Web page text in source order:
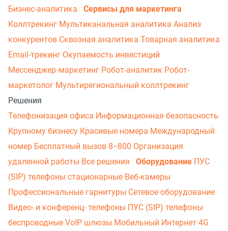
Бизнес-аналитика
Сервисы для маркетинга
Коллтрекинг Мультиканальная аналитика Анализ
конкурентов Сквозная аналитика Товарная аналитика
Email-трекинг Окупаемость инвестиций
Мессенджер‑маркетинг Робот-аналитик Робот-
маркетолог Мультирегиональный коллтрекинг
Решения
Телефонизация офиса Информационная безопасность
Крупному бизнесу Красивые номера Международный
номер Бесплатный вызов 8−800 Организация
удаленной работы Все решения Оборудование ПУС
(SIP) телефоны стационарные Веб-камеры
Профессиональные гарнитуры Сетевое оборудование
Видео- и конференц- телефоны ПУС (SIP) телефоны
беспроводные VoIP шлюзы Мобильный Интернет 4G